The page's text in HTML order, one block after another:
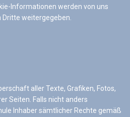
Informationen werden von uns
weitergegeben.
aller Texte, Grafiken, Fotos,
Seiten. Falls nicht anders
Inhaber sämtlicher Rechte gemäß